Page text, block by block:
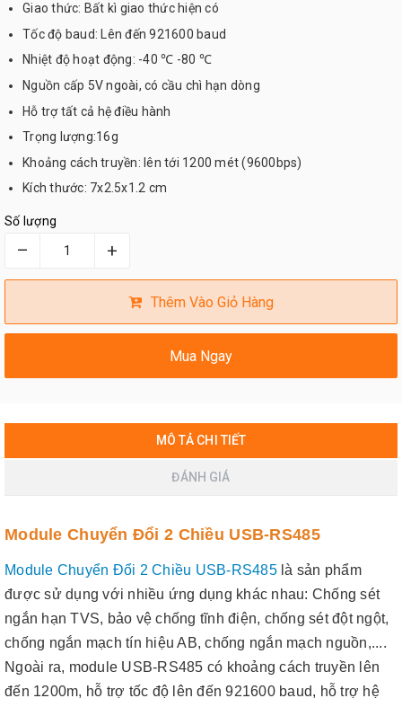
Giao thức: Bất kì giao thức hiện có
Tốc độ baud: Lên đến 921600 baud
Nhiệt độ hoạt động: -40 ℃ -80 ℃
Nguồn cấp 5V ngoài, có cầu chì hạn dòng
Hỗ trợ tất cả hệ điều hành
Trọng lượng:16g
Khoảng cách truyền: lên tới 1200 mét (9600bps)
Kích thước: 7x2.5x1.2 cm
Số lượng
– +
Thêm Vào Giỏ Hàng
Mua Ngay
MÔ TẢ CHI TIẾT
ĐÁNH GIÁ
Module Chuyển Đổi 2 Chiều USB-RS485
Module Chuyển Đổi 2 Chiều USB-RS485là sản phẩm
được sử dụng với nhiều ứng dụng khác nhau: Chống sét
ngắn hạn TVS, bảo vệ chống tĩnh điện, chống sét đột ngột,
chống ngắn mạch tín hiệu AB, chống ngắn mạch nguồn,....
Ngoài ra, module USB-RS485 có khoảng cách truyền lên
đến 1200m, hỗ trợ tốc độ lên đến 921600 baud, hỗ trợ hệ